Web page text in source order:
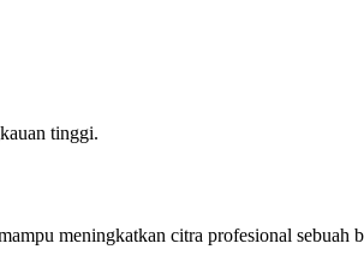
tinggi.
meningkatkan citra profesional sebuah